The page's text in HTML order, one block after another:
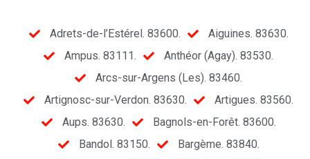
Adrets-de-l’Estérel. 83600.
Aiguines. 83630.
Ampus. 83111.
Anthéor (Agay). 83530.
Arcs-sur-Argens (Les). 83460.
Artignosc-sur-Verdon. 83630.
Artigues. 83560.
Aups. 83630.
Bagnols-en-Forêt. 83600.
Bandol. 83150.
Bargème. 83840.